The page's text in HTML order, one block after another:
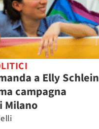
a Elly Schlein
campagna
Milano